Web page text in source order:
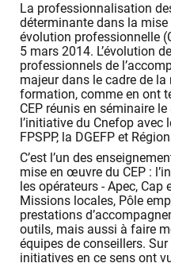
La professionnalisation
déterminante dans la
évolution professionnelle
5 mars 2014. L’évolution
professionnels de
majeur dans le cadre de
formation, comme en ont
CEP réunis en séminaire
l’initiative du Cnefop avec
FPSPP, la DGEFP et
C’est l’un des
mise en œuvre du CEP :
les opérateurs - Apec,
Missions locales, Pôle
prestations
outils, mais aussi à faire
équipes de conseillers.
initiatives en ce sens ont